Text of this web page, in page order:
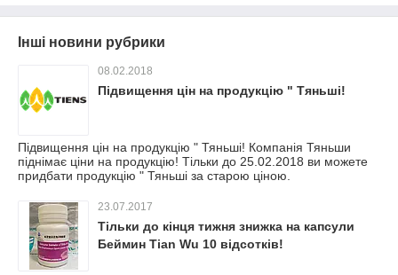
Інші новини рубрики
08.02.2018
Підвищення цін на продукцію " Тяньші!
Підвищення цін на продукцію " Тяньші! Компанія Тяньши
піднімає ціни на продукцію! Тільки до 25.02.2018 ви можете
придбати продукцію " Тяньші за старою ціною.
23.07.2017
Тільки до кінця тижня знижка на капсули
Беймин Tian Wu 10 відсотків!